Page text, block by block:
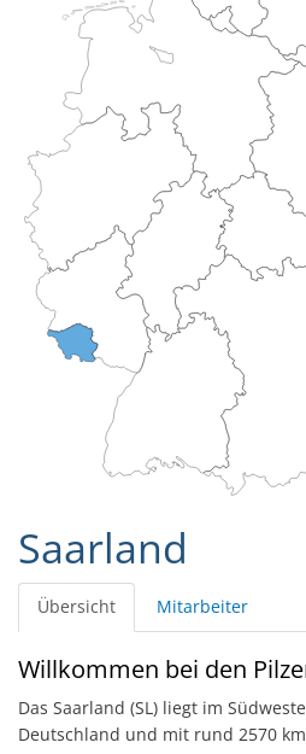
Saarland
Übersicht Mitarbeiter
Willkommen bei den
Das Saarland (SL) liegt im
Deutschland und mit rund 2570